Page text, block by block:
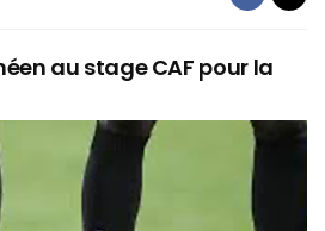
au stage CAF pour la